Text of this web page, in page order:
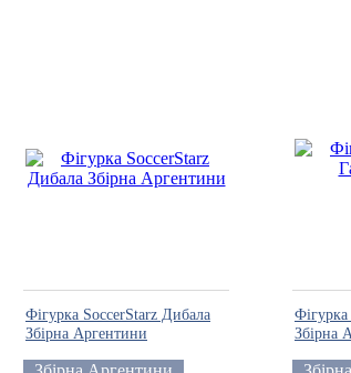
Фігурка SoccerStarz Дибала
Збірна Аргентини
Збірна